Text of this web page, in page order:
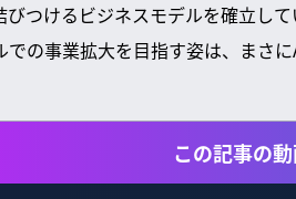
びつけるビジネスモデルを確立し
の事業拡大を目指す姿は、まさ
この記事の